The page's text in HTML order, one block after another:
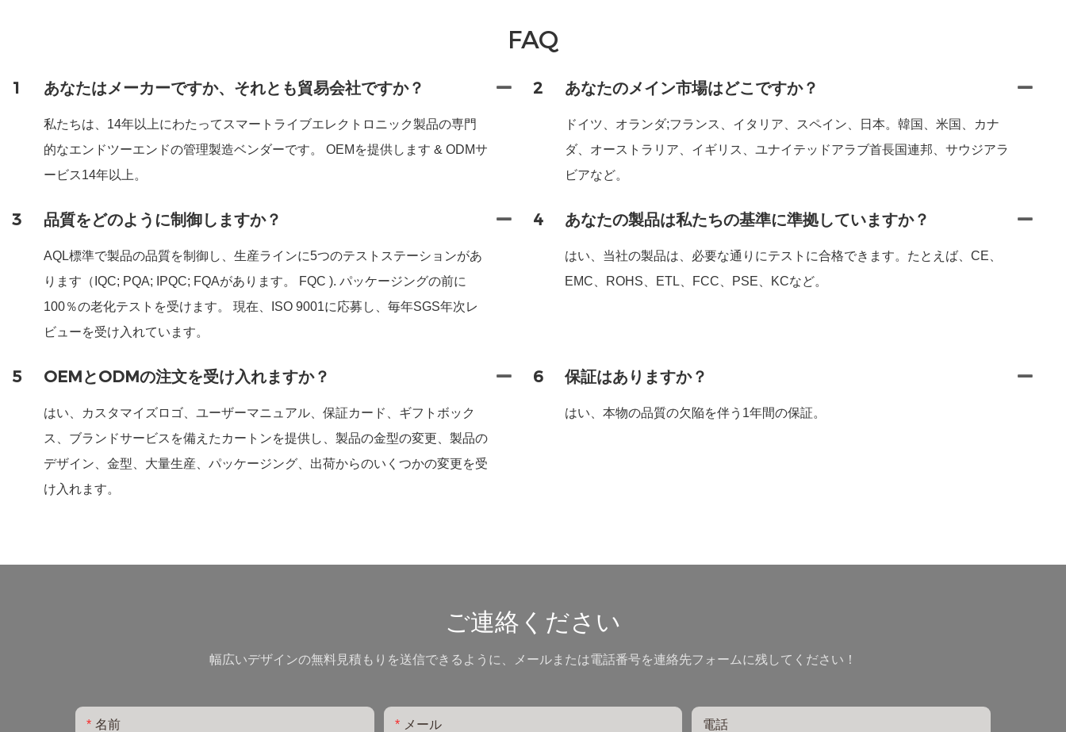
FAQ
1 あなたはメーカーですか、それとも貿易会社ですか？
私たちは、14年以上にわたってスマートライブエレクトロニック製品の専門
的なエンドツーエンドの管理製造ベンダーです。 OEMを提供します & ODMサ
ービス14年以上。
2 あなたのメイン市場はどこですか？
ドイツ、オランダ;フランス、イタリア、スペイン、日本。韓国、米国、カナ
ダ、オーストラリア、イギリス、ユナイテッドアラブ首長国連邦、サウジアラ
ビアなど。
3 品質をどのように制御しますか？
AQL標準で製品の品質を制御し、生産ラインに5つのテストステーションがあ
ります（IQC; PQA; IPQC; FQAがあります。 FQC ). パッケージングの前に
100％の老化テストを受けます。 現在、ISO 9001に応募し、毎年SGS年次レ
ビューを受け入れています。
4 あなたの製品は私たちの基準に準拠していますか？
はい、当社の製品は、必要な通りにテストに合格できます。たとえば、CE、
EMC、ROHS、ETL、FCC、PSE、KCなど。
5 OEMとODMの注文を受け入れますか？
はい、カスタマイズロゴ、ユーザーマニュアル、保証カード、ギフトボック
ス、ブランドサービスを備えたカートンを提供し、製品の金型の変更、製品の
デザイン、金型、大量生産、パッケージング、出荷からのいくつかの変更を受
け入れます。
6 保証はありますか？
はい、本物の品質の欠陥を伴う1年間の保証。
ご連絡ください
幅広いデザインの無料見積もりを送信できるように、メールまたは電話番号を連絡先フォームに残してください！
名前 メール 電話